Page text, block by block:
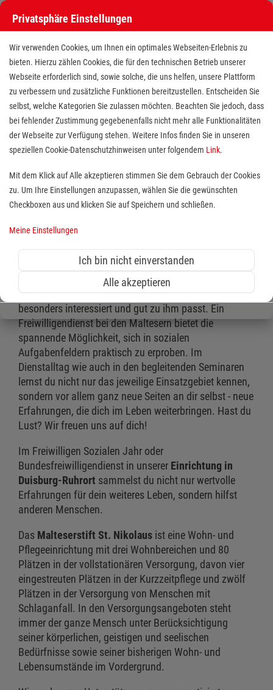
Freiwilliges Soziales Jahr (BFD /
FSJ) in der stationären Altenhilfe
in Duisburg-Ruhrort
Über uns:
Wer sich sozial engagieren möchte, ist bei uns herzlich
willkommen. Jeder findet bei uns die Tätigkeit, die ihn
besonders interessiert und gut zu ihm passt. Ein
Freiwilligendienst bei den Maltesern bietet die
spannende Möglichkeit, sich in sozialen
Aufgabenfeldern praktisch zu erproben. Im
Dienstalltag wie auch in den begleitenden Seminaren
lernst du nicht nur das jeweilige Einsatzgebiet kennen,
sondern vor allem ganz neue Seiten an dir selbst - neue
Erfahrungen, die dich im Leben weiterbringen. Hast du
Lust? Wir freuen uns auf dich!
Im Freiwilligen Sozialen Jahr oder
Bundesfreiwilligendienst in unserer Einrichtung in
Duisburg-Ruhrort sammelst du nicht nur wertvolle
Erfahrungen für dein weiteres Leben, sondern hilfst
anderen Menschen.
Das Malteserstift St. Nikolaus ist eine Wohn- und
Pflegeeinrichtung mit drei Wohnbereichen und 80
Plätzen in der vollstationären Versorgung, davon vier
eingestreuten Plätzen in der Kurzzeitpflege und zwölf
Plätzen in der Versorgung von Menschen mit
Schlaganfall. In den Versorgungsangeboten steht
immer der ganze Mensch unter Berücksichtigung
seiner körperlichen, geistigen und seelischen
Bedürfnisse sowie seiner bisherigen Wohn- und
Lebensumstände im Vordergrund.
Privatsphäre Einstellungen
Wir verwenden Cookies, um Ihnen ein optimales Webseiten-Erlebnis zu
bieten. Hierzu zählen Cookies, die für den technischen Betrieb unserer
Webseite erforderlich sind, sowie solche, die uns helfen, unsere Plattform
zu verbessern und zusätzliche Funktionen bereitzustellen. Entscheiden Sie
selbst, welche Kategorien Sie zulassen möchten. Beachten Sie jedoch, dass
bei fehlender Zustimmung gegebenenfalls nicht mehr alle Funktionalitäten
der Webseite zur Verfügung stehen. Weitere Infos finden Sie in unseren
speziellen Cookie-Datenschutzhinweisen unter folgendem Link.
Mit dem Klick auf Alle akzeptieren stimmen Sie dem Gebrauch der Cookies
zu. Um Ihre Einstellungen anzupassen, wählen Sie die gewünschten
Checkboxen aus und klicken Sie auf Speichern und schließen.
Meine Einstellungen
Ich bin nicht einverstanden
Alle akzeptieren